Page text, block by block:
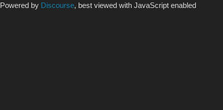
Powered by Discourse, best viewed with JavaScript enabled